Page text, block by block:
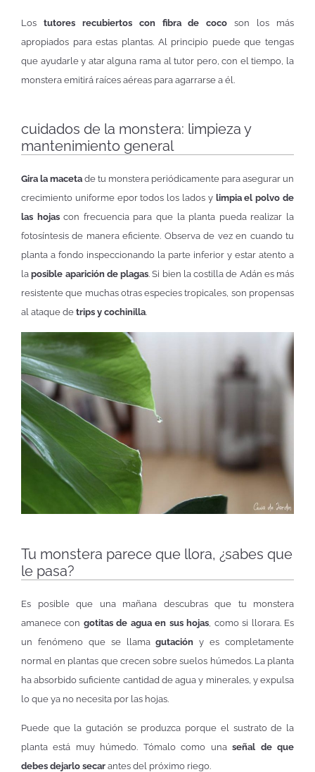
Los tutores recubiertos con fibra de coco son los más
apropiados para estas plantas. Al principio puede que tengas
que ayudarle y atar alguna rama al tutor pero, con el tiempo, la
monstera emitirá raíces aéreas para agarrarse a él.
cuidados de la monstera: limpieza y
mantenimiento general
Gira la maceta de tu monstera periódicamente para asegurar un
crecimiento uniforme epor todos los lados y limpia el polvo de
las hojascon frecuencia para que la planta pueda realizar la
fotosíntesis de manera eficiente. Observa de vez en cuando tu
planta a fondo inspeccionando la parte inferior y estar atento a
laposible aparición de plagas. Si bien la costilla de Adán es más
resistente que muchas otras especies tropicales, son propensas
al ataque de trips y cochinilla.
Tu monstera parece que llora, ¿sabes que
le pasa?
Es posible que una mañana descubras que tu monstera
amanece con gotitas de agua en sus hojas , como si llorara. Es
un fenómeno que se llamagutación y es completamente
normal en plantas que crecen sobre suelos húmedos. La planta
ha absorbido suficiente cantidad de agua y minerales, y expulsa
lo que ya no necesita por las hojas.
Puede que la gutación se produzca porque el sustrato de la
planta está muy húmedo. Tómalo como unaseñal de que
debes dejarlo secar antes del próximo riego.